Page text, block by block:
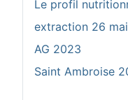
Le profil
extraction 26
AG 2023
Saint Ambroise